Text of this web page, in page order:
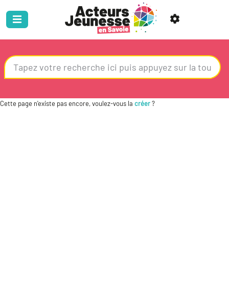
Cette page n'existe pas encore, voulez-vous la créer?